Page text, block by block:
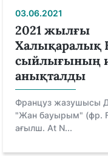
03.06.2021
2021 жылғы
Халықаралық
сыйлығының
анықталды
Француз жазушысы
"Жан бауырым" (фр.
ағылш. At N...